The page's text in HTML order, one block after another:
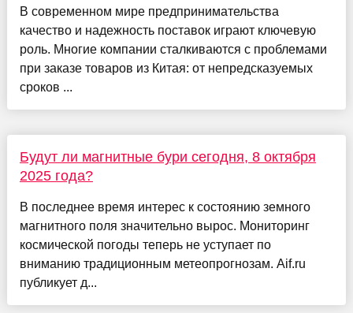
В современном мире предпринимательства
качество и надежность поставок играют ключевую
роль. Многие компании сталкиваются с проблемами
при заказе товаров из Китая: от непредсказуемых
сроков ...
Будут ли магнитные бури сегодня, 8 октября
2025 года?
В последнее время интерес к состоянию земного
магнитного поля значительно вырос. Мониторинг
космической погоды теперь не уступает по
вниманию традиционным метеопрогнозам. Aif.ru
публикует д...